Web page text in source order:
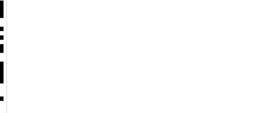
日推荐网-重庆工商/税务/-
更】-巴南鱼洞易登网
时报电子版、重庆时报网络
册流程_工商注册_财税服务-
顿资讯搜索-第1页
司黄页-阿里巴巴
“老师”就招生|教辅机构